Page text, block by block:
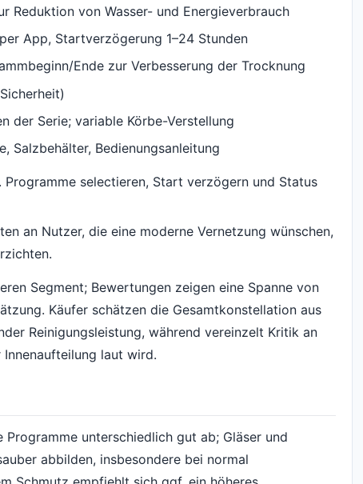
Reduktion von Wasser- und Energieverbrauch
App, Startverzögerung 1–24 Stunden
Ende zur Verbesserung der Trocknung
der Serie; variable Körbe-Verstellung
Salzbehälter, Bedienungsanleitung
selectieren, Start verzögern und Status
an Nutzer, die eine moderne Vernetzung wünschen,
Segment; Bewertungen zeigen eine Spanne von
Käufer schätzen die Gesamtkonstellation aus
Reinigungsleistung, während vereinzelt Kritik an
laut wird.
Programme unterschiedlich gut ab; Gläser und
abbilden, insbesondere bei normal